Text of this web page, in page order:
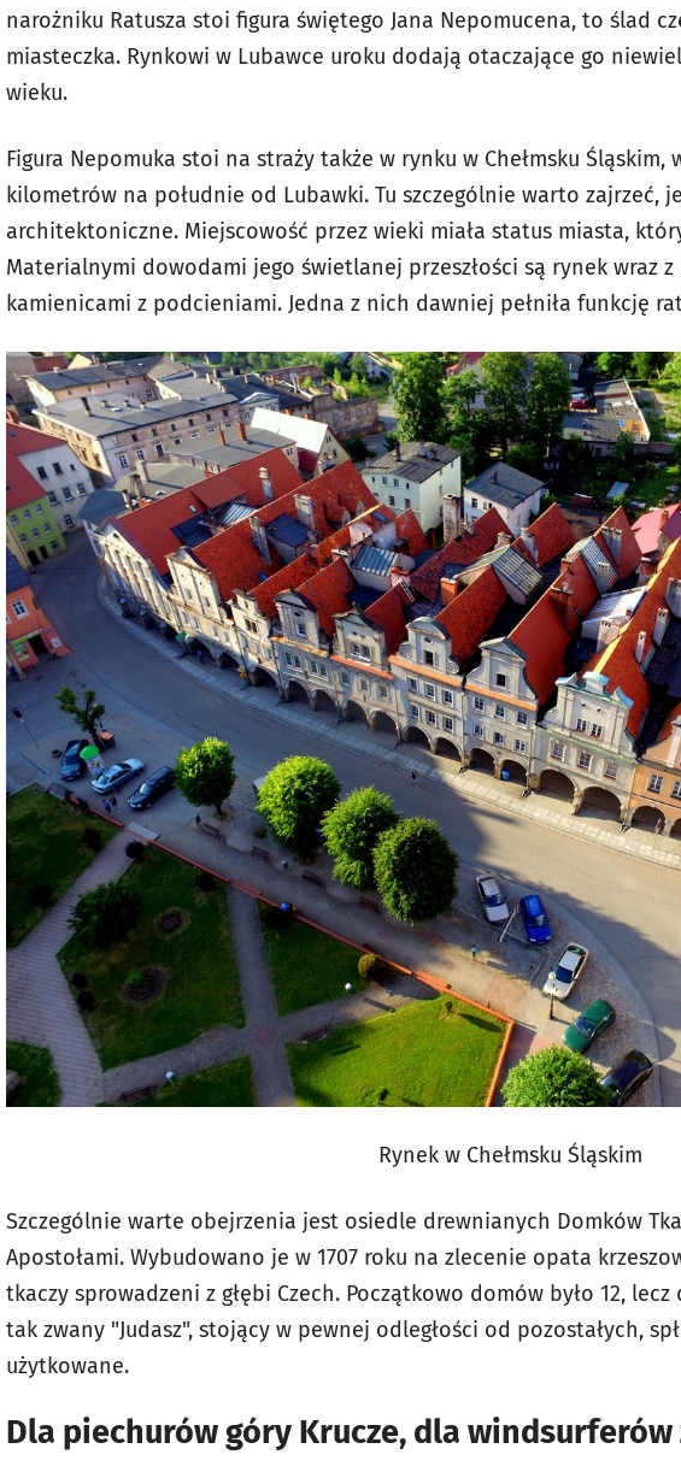
narożniku Ratusza stoi figura świętego Jana Nepomucena, to ślad
miasteczka. Rynkowi w Lubawce uroku dodają otaczające go
wieku.
Figura Nepomuka stoi na straży także w rynku w Chełmsku
kilometrów na południe od Lubawki. Tu szczególnie warto zajrzeć,
architektoniczne. Miejscowość przez wieki miała status miasta,
Materialnymi dowodami jego świetlanej przeszłości są rynek wraz
kamienicami z podcieniami. Jedna z nich dawniej pełniła funkcję
Rynek w Chełmsku Śląskim
Szczególnie warte obejrzenia jest osiedle drewnianych Domków
Apostołami. Wybudowano je w 1707 roku na zlecenie opata
tkaczy sprowadzeni z głębi Czech. Początkowo domów było 12,
tak zwany "Judasz", stojący w pewnej odległości od pozostałych,
użytkowane.
Dla piechurów góry Krucze, dla